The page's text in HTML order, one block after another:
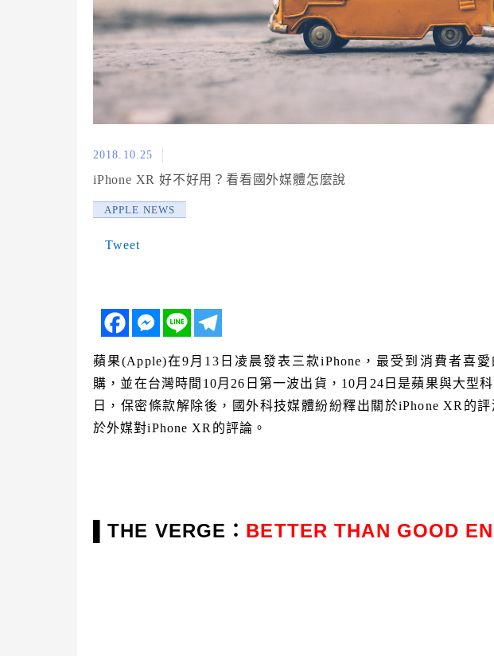
2018.10.25
iPhone XR 好不好用？看看國外媒體怎麼說
APPLE NEWS
Tweet
蘋果(Apple)在9月13日凌晨發表三款iPhone，最受到消費者喜
購，並在台灣時間10月26日第一波出貨，10月24日是蘋果與大型
日，保密條款解除後，國外科技媒體紛紛釋出關於iPhone XR的
於外媒對iPhone XR的評論。
▌THE VERGE： BETTER THAN GOOD